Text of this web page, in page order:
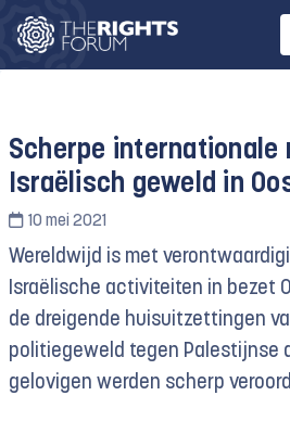
Scherpe internationale
Israëlisch geweld in
10 mei 2021
Wereldwijd is met
Israëlische activiteiten in bezet
de dreigende huisuitzettingen
politiegeweld tegen Palestijnse
gelovigen werden scherp